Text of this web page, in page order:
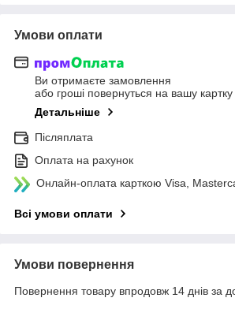
Умови оплати
Ви отримаєте замовлення
або гроші повернуться на вашу картку
Детальніше
Післяплата
Оплата на рахунок
Онлайн-оплата карткою Visa,
Всі умови оплати
Умови повернення
Повернення товару впродовж 14 днів за